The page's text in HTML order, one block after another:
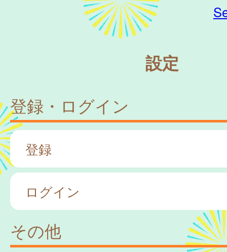
設定
登録・ログイン
登録
ログイン
その他